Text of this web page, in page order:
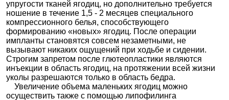
упругости тканей ягодиц, но дополнительно требуется
ношение в течение 1,5 - 2 месяцев специального
компрессионного белья, способствующего
формированию «новых» ягодиц. После операции
импланты становятся совсем незаметными, не
вызывают никаких ощущений при ходьбе и сидении.
Строгим запретом после глютеопластики являются
инъекции в область ягодиц, на протяжении всей жизни
уколы разрешаются только в область бедра.
Увеличение объема маленьких ягодиц можно
осуществить также с помощью липофилинга